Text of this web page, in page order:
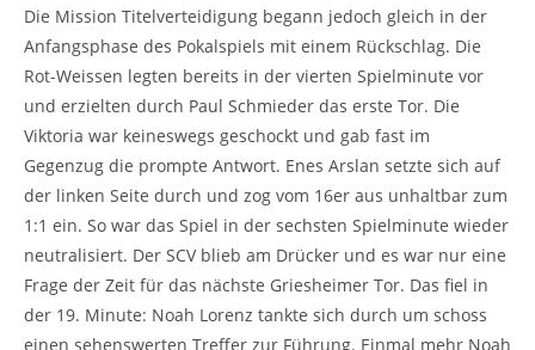
Die Mission Titelverteidigung begann jedoch gleich in der
Anfangsphase des Pokalspiels mit einem Rückschlag. Die
Rot-Weissen legten bereits in der vierten Spielminute vor
und erzielten durch Paul Schmieder das erste Tor. Die
Viktoria war keineswegs geschockt und gab fast im
Gegenzug die prompte Antwort. Enes Arslan setzte sich auf
der linken Seite durch und zog vom 16er aus unhaltbar zum
1:1 ein. So war das Spiel in der sechsten Spielminute wieder
neutralisiert. Der SCV blieb am Drücker und es war nur eine
Frage der Zeit für das nächste Griesheimer Tor. Das fiel in
der 19. Minute: Noah Lorenz tankte sich durch um schoss
einen sehenswerten Treffer zur Führung. Einmal mehr Noah